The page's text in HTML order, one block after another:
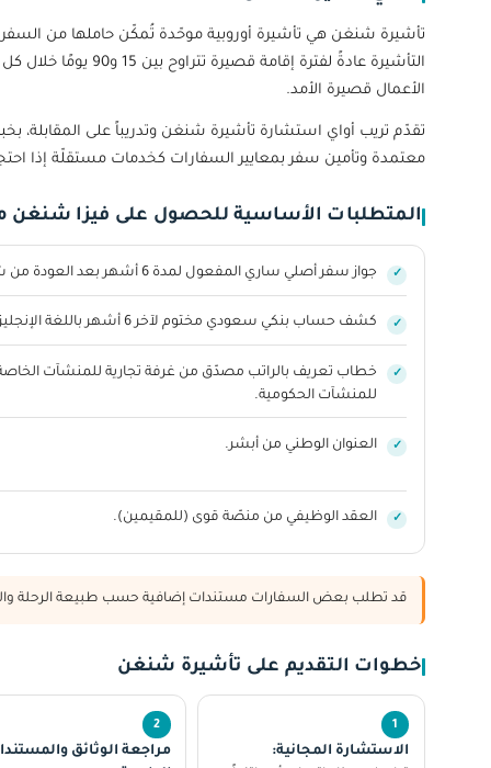
الأعمال قصيرة الأمد.
معتمدة وتأمين سفر بمعايير السفارات كخدمات مستقلّة إذا
المتطلبات الأساسية للحصول على فيزا شنغن
جواز سفر أصلي ساري المفعول لمدة 6 أشهر بعد العودة من شنغن.
كشف حساب بنكي سعودي مختوم لآخر 6 أشهر باللغة الإنجليزية.
خطاب تعريف بالراتب مصدّق من غرفة تجارية للمنشآت
للمنشآت الحكومية.
العنوان الوطني من أبشر.
العقد الوظيفي من منصّة قوى (للمقيمين).
قد تطلب بعض السفارات مستندات إضافية حسب طبيعة الرحلة
خطوات التقديم على تأشيرة شنغن
الاستشارة المجانية:
مراجعة الوثائق